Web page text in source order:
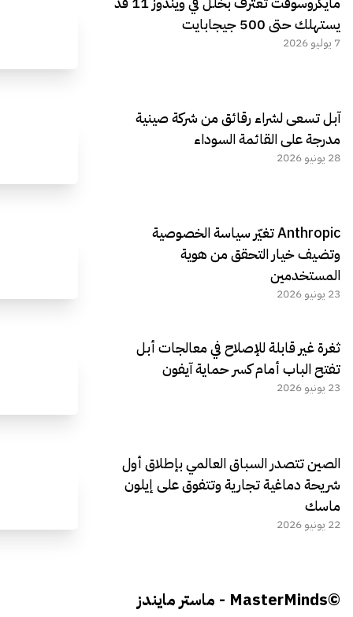
يستهلك حتى 500 جيجابايت
7 يوليو 2026
آبل تسعى لشراء رقائق من شركة صينية
مدرجة على القائمة السوداء
28 يونيو 2026
Anthropic تغيّر سياسة الخصوصية
وتضيف خيار التحقق من هوية
المستخدمين
23 يونيو 2026
ثغرة غير قابلة للإصلاح في معالجات أبل
تفتح الباب أمام كسر حماية آيفون
23 يونيو 2026
الصين تتصدر السباق العالمي بإطلاق أول
شريحة دماغية تجارية وتتفوق على إيلون
ماسك
22 يونيو 2026
©MasterMinds - ماستر مايندز